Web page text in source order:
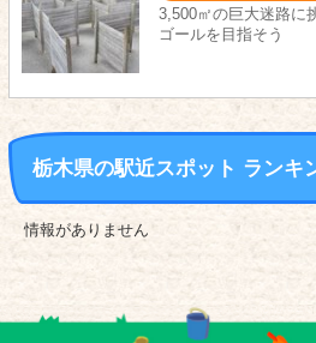
3,500㎡の巨大迷路に
ゴールを目指そう
栃木県の駅近スポット ランキ
情報がありません